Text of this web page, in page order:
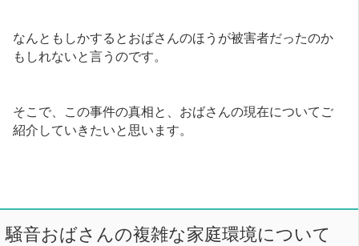
なんともしかするとおばさんのほうが被害者だったのか
もしれないと言うのです。
そこで、この事件の真相と、おばさんの現在についてご
紹介していきたいと思います。
騒音おばさんの複雑な家庭環境について